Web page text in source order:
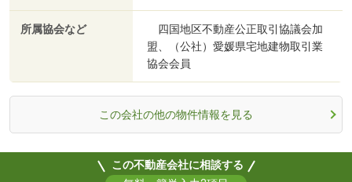
所属協会など
四国地区不動産公正取引協議会加
盟、（公社）愛媛県宅地建物取引業
協会会員
この会社の他の物件情報を見る
この不動産会社に相談する